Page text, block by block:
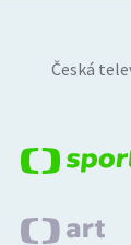
Česká